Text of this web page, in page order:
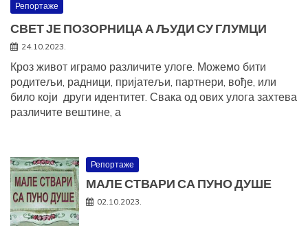
Репортаже
СВЕТ ЈЕ ПОЗОРНИЦА А ЉУДИ СУ ГЛУМЦИ
24.10.2023.
Кроз живот играмо различите улоге. Можемо бити
родитељи, радници, пријатељи, партнери, вође, или
било који други идентитет. Свака од ових улога захтева
различите вештине, а
Репортаже
МАЛЕ СТВАРИ СА ПУНО ДУШЕ
02.10.2023.